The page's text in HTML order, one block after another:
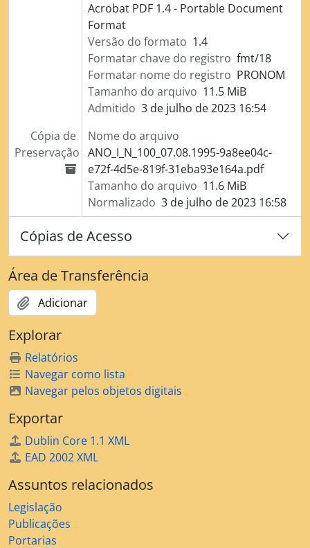
Acrobat PDF 1.4 - Portable Document
Format
Versão do formato 1.4
Formatar chave do registro fmt/18
Formatar nome do registro PRONOM
Tamanho do arquivo 11.5 MiB
Admitido 3 de julho de 2023 16:54
Cópia de
Preservação
Nome do arquivo
ANO_I_N_100_07.08.1995-9a8ee04c-
e72f-4d5e-819f-31eba93e164a.pdf
Tamanho do arquivo 11.6 MiB
Normalizado 3 de julho de 2023 16:58
Cópias de Acesso
Área de Transferência
Adicionar
Explorar
Relatórios
Navegar como lista
Navegar pelos objetos digitais
Exportar
Dublin Core 1.1 XML
EAD 2002 XML
Assuntos relacionados
Legislação
Publicações
Portarias